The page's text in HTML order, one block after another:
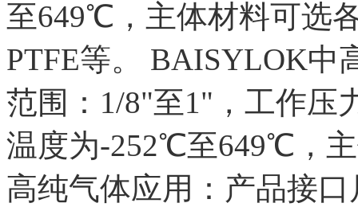
至649℃，主体材料可选
PTFE等。 BAISYLOK中
范围：1/8"至1"，工作压
温度为-252℃至649℃，
高纯气体应用：产品接